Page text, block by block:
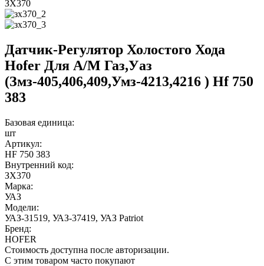
ЗХ370
Датчик-Регулятор Холостого Хода
Hofer Для А/М Газ,Уаз
(Змз-405,406,409,Умз-4213,4216 ) Hf 750
383
Базовая единица:
шт
Артикул:
HF 750 383
Внутренний код:
ЗХ370
Марка:
УАЗ
Модели:
УАЗ-31519, УАЗ-37419, УАЗ Patriot
Бренд:
HOFER
Стоимость доступна после авторизации.
С этим товаром часто покупают